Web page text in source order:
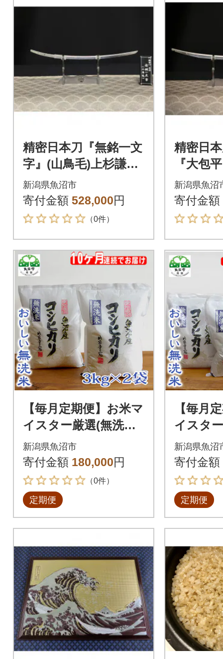
精密日本刀『無銘一文
字』(山鳥毛)上杉謙信
が所有した一文字派の
極め
新潟県魚沼市
寄付金額 528,000円
（0件）
精密日
『大包
宝刀
新潟県魚沼
寄付金額
【毎月定期便】お米マ
イスター厳選(無洗米)
魚沼産コシヒカリ10
0% 6kg(3kg×2)全10回
新潟県魚沼市
寄付金額 180,000円
（0件）
定期便
【毎月
イスタ
魚沼産
0%
新潟県魚沼
寄付金額
定期便